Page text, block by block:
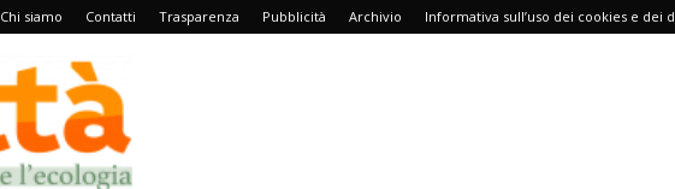
Chi siamo Contatti Trasparenza Pubblicità Archivio Informativa sull’uso dei cookies e dei